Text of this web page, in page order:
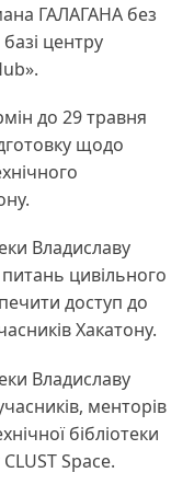
ГАЛАГАНА без
центру
до 29 травня
щодо
Владиславу
цивільного
доступ до
Хакатону.
Владиславу
менторів
бібліотеки
Space.